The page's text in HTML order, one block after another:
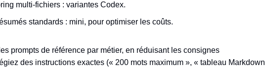
multi‑fichiers : variantes Codex.
standards : mini, pour optimiser les coûts.
prompts de référence par métier, en réduisant les consignes
des instructions exactes (« 200 mots maximum », « tableau Markdown